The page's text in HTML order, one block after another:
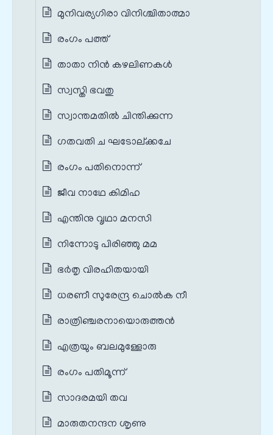
മുനിവര്യഗിരാ വിനിശ്ചിതാത്മാ
രംഗം പത്ത്
താതാ നിന്‍ കഴലിണകള്‍
സ്വസ്തി ഭവതു
സ്വാന്തമതില്‍ ചിന്തിക്കുന്ന
ഗതവതി ച ഘടോല്ക്കചേ
രംഗം പതിനൊന്ന്
ജീവ നാഥേ കിമിഹ
എന്തിനു വൃഥാ മനസി
നിന്നോടു പിരിഞ്ഞു മമ
ഭര്‍തൃ വിരഹിതയായി
ധരണീ സുരേന്ദ്ര ചൊല്‍ക നീ
രാത്രിഞ്ചരനായൊരുത്തന്‍
എത്രയും ബലമുള്ളോരു
രംഗം പതിമൂന്ന്
സാദരമയി തവ
മാരുതനന്ദന ശൃണു